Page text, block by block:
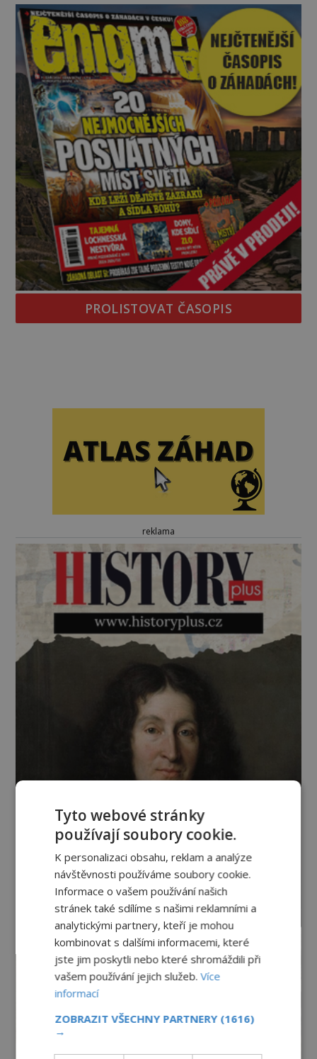
dost. Čas pracuje pro obléhatele. Ve městě ubývají
zásoby a každý den znamená další porci strádá
PROLISTOVAT ČASOPIS
reklama
Tyto webové stránky
používají soubory cookie.
K personalizaci obsahu, reklam a analýze
návštěvnosti používáme soubory cookie.
Informace o vašem používání našich
stránek také sdílíme s našimi reklamními a
analytickými partnery, kteří je mohou
kombinovat s dalšími informacemi, které
jste jim poskytli nebo které shromáždili při
vašem používání jejich služeb.Více
informací
ZOBRAZIT VŠECHNY PARTNERY (1616)
→